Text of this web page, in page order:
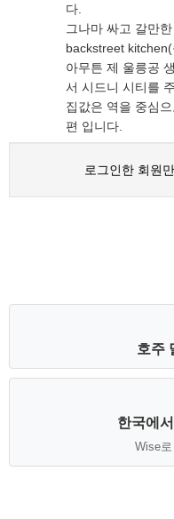
다.
그나마 싸고 갈만
backstreet
아무튼 제 울릉공
서 시드니 시티를
집값은 역을 중심
편 입니다.
로그인한 회원
호주
한국에
Wise